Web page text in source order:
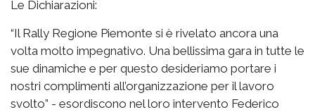
Le Dichiarazioni:
“Il Rally Regione Piemonte si è rivelato ancora una
volta molto impegnativo. Una bellissima gara in tutte le
sue dinamiche e per questo desideriamo portare i
nostri complimenti all’organizzazione per il lavoro
svolto” - esordiscono nel loro intervento Federico